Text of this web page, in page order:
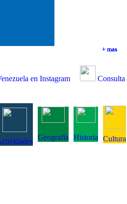
+ mas
+ mas
+ mas
+ mas
en Instagram
Consulta
Geografía Historia Cultura